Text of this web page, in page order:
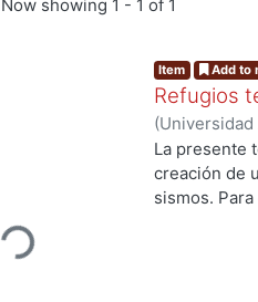
Now showing 1 - 1 of 1
Loading...
Item Add to
Refugios
(Universidad
de Servicios
La presente
creación de
sismos.